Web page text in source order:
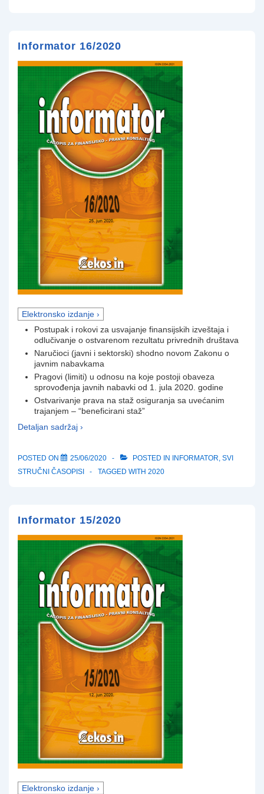
Informator 16/2020
Elektronsko izdanje ›
Postupak i rokovi za usvajanje finansijskih izveštaja i
odlučivanje o ostvarenom rezultatu privrednih društava
Naručioci (javni i sektorski) shodno novom Zakonu o
javnim nabavkama
Pragovi (limiti) u odnosu na koje postoji obaveza
sprovođenja javnih nabavki od 1. jula 2020. godine
Ostvarivanje prava na staž osiguranja sa uvećanim
trajanjem – “beneficirani staž”
Detaljan sadržaj ›
POSTED ON 25/06/2020 POSTED IN INFORMATOR SVI
STRUČNI ČASOPISI
TAGGED WITH 2020
Informator 15/2020
Elektronsko izdanje ›